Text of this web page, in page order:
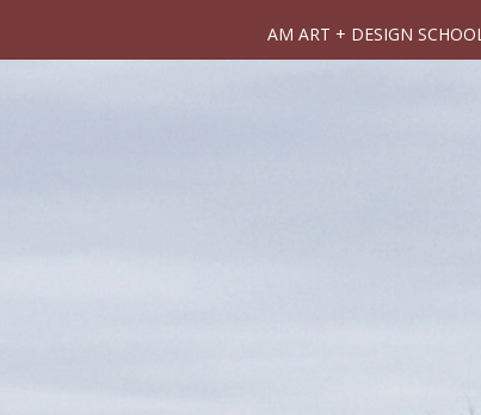
AM ART + DESIGN SCHOOL